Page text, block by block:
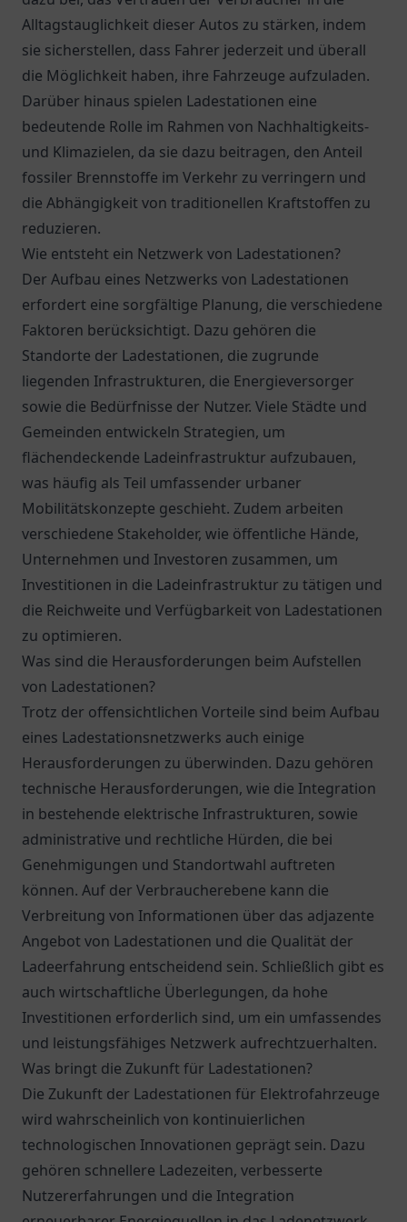
Alltagstauglichkeit dieser Autos zu stärken, indem
sie sicherstellen, dass Fahrer jederzeit und überall
die Möglichkeit haben, ihre Fahrzeuge aufzuladen.
Darüber hinaus spielen Ladestationen eine
bedeutende Rolle im Rahmen von Nachhaltigkeits-
und Klimazielen, da sie dazu beitragen, den Anteil
fossiler Brennstoffe im Verkehr zu verringern und
die Abhängigkeit von traditionellen Kraftstoffen zu
reduzieren.
Wie entsteht ein Netzwerk von Ladestationen?
Der Aufbau eines Netzwerks von Ladestationen
erfordert eine sorgfältige Planung, die verschiedene
Faktoren berücksichtigt. Dazu gehören die
Standorte der Ladestationen, die zugrunde
liegenden Infrastrukturen, die Energieversorger
sowie die Bedürfnisse der Nutzer. Viele Städte und
Gemeinden entwickeln Strategien, um
flächendeckende Ladeinfrastruktur aufzubauen,
was häufig als Teil umfassender urbaner
Mobilitätskonzepte geschieht. Zudem arbeiten
verschiedene Stakeholder, wie öffentliche Hände,
Unternehmen und Investoren zusammen, um
Investitionen in die Ladeinfrastruktur zu tätigen und
die Reichweite und Verfügbarkeit von Ladestationen
zu optimieren.
Was sind die Herausforderungen beim Aufstellen
von Ladestationen?
Trotz der offensichtlichen Vorteile sind beim Aufbau
eines Ladestationsnetzwerks auch einige
Herausforderungen zu überwinden. Dazu gehören
technische Herausforderungen, wie die Integration
in bestehende elektrische Infrastrukturen, sowie
administrative und rechtliche Hürden, die bei
Genehmigungen und Standortwahl auftreten
können. Auf der Verbraucherebene kann die
Verbreitung von Informationen über das adjazente
Angebot von Ladestationen und die Qualität der
Ladeerfahrung entscheidend sein. Schließlich gibt es
auch wirtschaftliche Überlegungen, da hohe
Investitionen erforderlich sind, um ein umfassendes
und leistungsfähiges Netzwerk aufrechtzuerhalten.
Was bringt die Zukunft für Ladestationen?
Die Zukunft der Ladestationen für Elektrofahrzeuge
wird wahrscheinlich von kontinuierlichen
technologischen Innovationen geprägt sein. Dazu
gehören schnellere Ladezeiten, verbesserte
Nutzererfahrungen und die Integration